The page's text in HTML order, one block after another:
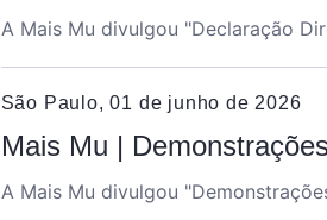
A Mais Mu divulgou "Declaração
São Paulo, 01 de junho de 2026
Mais Mu |
A Mais Mu divulgou "